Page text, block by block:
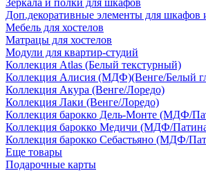
Зеркала и полки для шкафов
Доп.декоративные элементы для шкафов
Мебель для хостелов
Матрацы для хостелов
Модули для квартир-студий
Коллекция Atlas (Белый текстурный)
Коллекция Алисия (МДФ)(Венге/Белый
Коллекция Акура (Венге/Лоредо)
Коллекция Лаки (Венге/Лоредо)
Коллекция барокко Дель-Монте (МДФ/
Коллекция барокко Медичи (МДФ/
Коллекция барокко Себастьяно (МДФ/
Еще товары
Подарочные карты